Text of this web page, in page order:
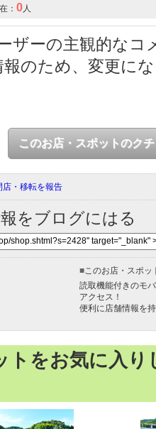
： 0 人
ザーの主観的なコ
のため、変更に
このお店・スポットのク
店・移転を報告
をブログにはる
■ このお店・スポ
読取機能付きのモ
アクセス！
便利に店舗情報を
トをお気に入